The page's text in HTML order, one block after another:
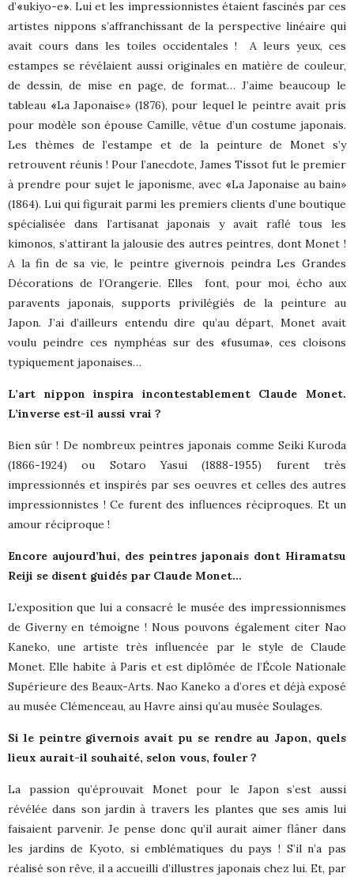
d’«ukiyo-e». Lui et les impressionnistes étaient fascinés par ces
artistes nippons s’affranchissant de la perspective linéaire qui
avait cours dans les toiles occidentales !
A leurs yeux, ces
estampes se révélaient aussi originales en matière de couleur,
de dessin, de mise en page, de format… J’aime beaucoup le
tableau «La Japonaise» (1876), pour lequel le peintre avait pris
pour modèle son épouse Camille, vêtue d’un costume japonais.
Les thèmes de l’estampe et de la peinture de Monet s’y
retrouvent réunis ! Pour l’anecdote, James Tissot fut le premier
à prendre pour sujet le japonisme, avec «La Japonaise au bain»
(1864). Lui qui figurait parmi les premiers clients d’une boutique
spécialisée dans l’artisanat japonais y avait raflé tous les
kimonos, s’attirant la jalousie des autres peintres, dont Monet !
A la fin de sa vie, le peintre givernois peindra Les Grandes
Décorations de l’Orangerie. Elles
font, pour moi, écho aux
paravents japonais, supports privilégiés de la peinture au
Japon. J’ai d’ailleurs entendu dire qu’au départ, Monet avait
voulu peindre ces nymphéas sur des «fusuma», ces cloisons
typiquement japonaises…
L’art nippon inspira incontestablement Claude Monet.
L’inverse est-il aussi vrai ?
Bien sûr ! De nombreux peintres japonais comme Seiki Kuroda
(1866-1924) ou Sotaro Yasui (1888-1955) furent très
impressionnés et inspirés par ses oeuvres et celles des autres
impressionnistes ! Ce furent des influences réciproques. Et un
amour réciproque !
Encore aujourd’hui, des peintres japonais dont Hiramatsu
Reiji se disent guidés par Claude Monet…
L’exposition que lui a consacré le musée des impressionnismes
de Giverny en témoigne ! Nous pouvons également citer Nao
Kaneko, une artiste très influencée par le style de Claude
Monet. Elle habite à Paris et est diplômée de l’École Nationale
Supérieure des Beaux-Arts. Nao Kaneko a d’ores et déjà exposé
au musée Clémenceau, au Havre ainsi qu’au musée Soulages.
Si le peintre givernois avait pu se rendre au Japon, quels
lieux aurait-il souhaité, selon vous, fouler ?
La passion qu’éprouvait Monet pour le Japon s’est aussi
révélée dans son jardin à travers les plantes que ses amis lui
faisaient parvenir. Je pense donc qu’il aurait aimer flâner dans
les jardins de Kyoto, si emblématiques du pays ! S’il n’a pas
réalisé son rêve, il a accueilli d’illustres japonais chez lui. Et, par